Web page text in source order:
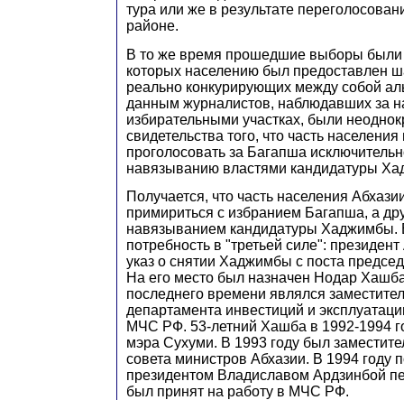
тура или же в результате
районе.
В то же время прошедшие выборы
которых населению был предоставлен
реально конкурирующих между собой
данным журналистов, наблюдавших за
избирательными участках, были
свидетельства того, что часть
проголосовать за Багапша
навязыванию властями кандидатуры
Получается, что часть населения
примириться с избранием Багапша, а
навязыванием кандидатуры Хаджимбы.
потребность в "третьей силе":
указ о снятии Хаджимбы с поста
На его место был назначен Нодар
последнего времени являлся
департамента инвестиций и
МЧС РФ. 53-летний Хашба в 1992-1994
мэра Сухуми. В 1993 году был
совета министров Абхазии. В 1994 году
президентом Владиславом Ардзинбой
был принят на работу в МЧС РФ.